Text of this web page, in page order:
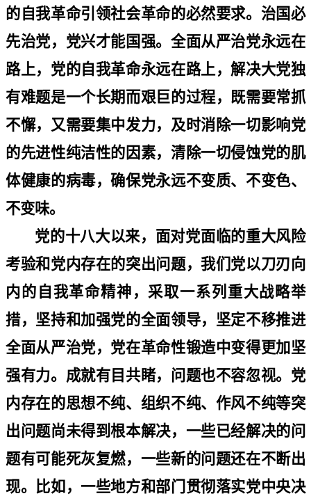
的自我革命引领社会革命的必然要求。治国必
先治党，党兴才能国强。全面从严治党永远在
路上，党的自我革命永远在路上，解决大党独
有难题是一个长期而艰巨的过程，既需要常抓
不懈，又需要集中发力，及时消除一切影响党
的先进性纯洁性的因素，清除一切侵蚀党的肌
体健康的病毒，确保党永远不变质、不变色、
不变味。
党的十八大以来，面对党面临的重大风险
考验和党内存在的突出问题，我们党以刀刃向
内的自我革命精神，采取一系列重大战略举
措，坚持和加强党的全面领导，坚定不移推进
全面从严治党，党在革命性锻造中变得更加坚
强有力。成就有目共睹，问题也不容忽视。党
内存在的思想不纯、组织不纯、作风不纯等突
出问题尚未得到根本解决，一些已经解决的问
题有可能死灰复燃，一些新的问题还在不断出
现。比如，一些地方和部门贯彻落实党中央决